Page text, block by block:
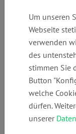
FRANKE
Telefon:
+49 (0)
405353800
Um unseren
Webseite
verwenden
des
stimmen Sie
Button
welche
dürfen.
unserer